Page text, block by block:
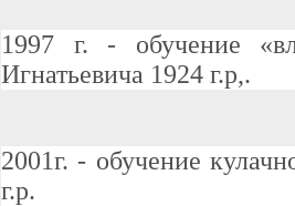
1997 г. - обучение
Игнатьевича 1924 г.р,.
2001г. - обучение
г.р.